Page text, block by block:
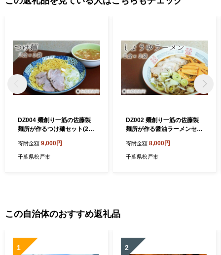
DZ004 麺創り一筋の佐藤製
麺所が作るつけ麺セット(2食
寄附金額 9,000円
千葉県松戸市
DZ002 麺創り一筋の佐藤製
麺所が作る醤油ラーメンセッ
寄附金額 8,000円
千葉県松戸市
この自治体のおすすめ返礼品
1 2